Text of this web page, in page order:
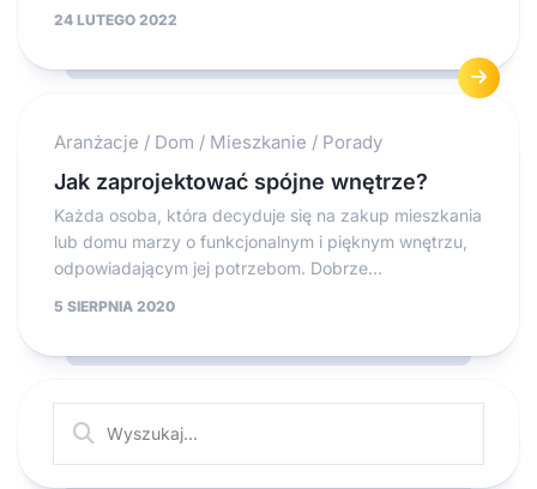
24 LUTEGO 2022
Aranżacje / Dom / Mieszkanie / Porady
Jak zaprojektować spójne wnętrze?
Każda osoba, która decyduje się na zakup mieszkania
lub domu marzy o funkcjonalnym i pięknym wnętrzu,
odpowiadającym jej potrzebom. Dobrze...
5 SIERPNIA 2020